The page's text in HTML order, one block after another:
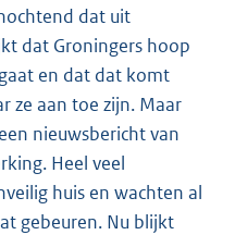
dat uit
dat Groningers hoop
en dat dat komt
ze aan toe zijn. Maar
nieuwsbericht van
Heel veel
huis en wachten al
gebeuren. Nu blijkt